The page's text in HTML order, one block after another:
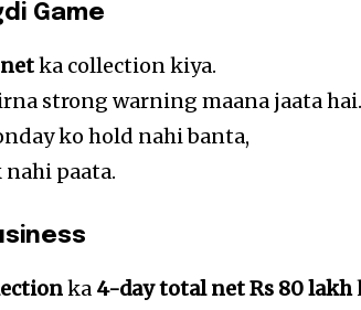
Game
ka collection kiya.
strong warning maana jaata hai.
ko hold nahi banta,
paata.
ka 4-day total net Rs 80 lakh